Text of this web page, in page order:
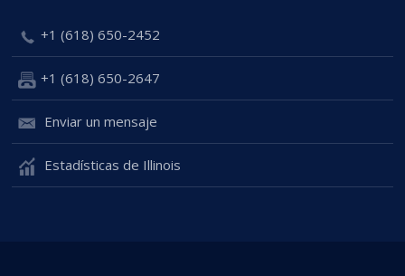
+1 (618) 650-2452
+1 (618) 650-2647
Enviar un mensaje
Estadísticas de Illinois